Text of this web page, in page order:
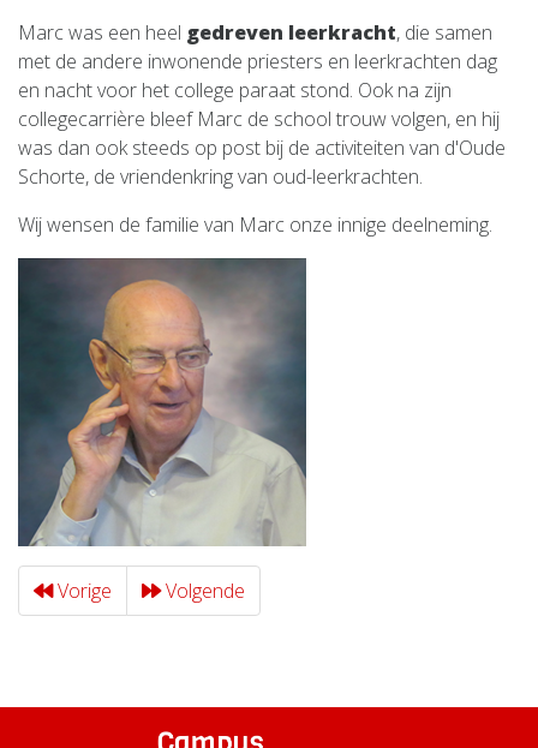
Marc was een heel gedreven leerkracht, die samen
met de andere inwonende priesters en leerkrachten dag
en nacht voor het college paraat stond. Ook na zijn
collegecarrière bleef Marc de school trouw volgen, en hij
was dan ook steeds op post bij de activiteiten van d'Oude
Schorte, de vriendenkring van oud-leerkrachten.
Wij wensen de familie van Marc onze innige deelneming.
Vorige Volgende